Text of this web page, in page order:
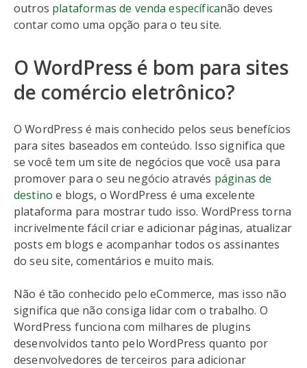
outros plataformas de venda específicanão deves
contar como uma opção para o teu site.
O WordPress é bom para sites
de comércio eletrônico?
O WordPress é mais conhecido pelos seus benefícios
para sites baseados em conteúdo. Isso significa que
se você tem um site de negócios que você usa para
promover para o seu negócio através páginas de
destino e blogs, o WordPress é uma excelente
plataforma para mostrar tudo isso. WordPress torna
incrivelmente fácil criar e adicionar páginas, atualizar
posts em blogs e acompanhar todos os assinantes
do seu site, comentários e muito mais.
Não é tão conhecido pelo eCommerce, mas isso não
significa que não consiga lidar com o trabalho. O
WordPress funciona com milhares de plugins
desenvolvidos tanto pelo WordPress quanto por
desenvolvedores de terceiros para adicionar